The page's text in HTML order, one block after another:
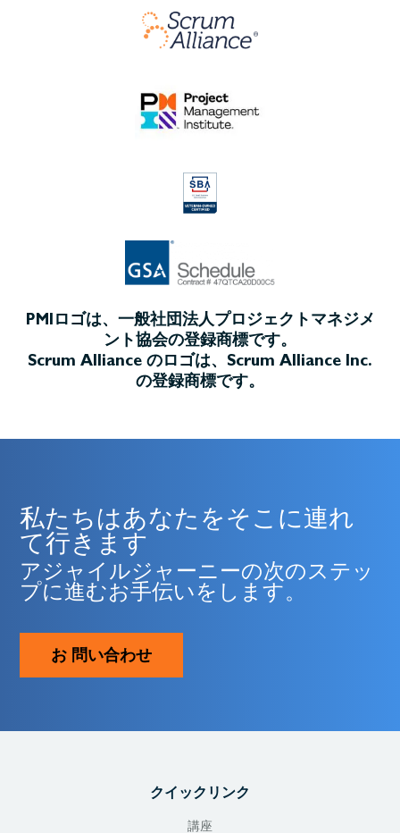
PMIロゴは、一般社団法人プロジェクトマネジメ
ント協会の登録商標です。
Scrum Alliance のロゴは、Scrum Alliance Inc.
の登録商標です。
私たちはあなたをそこに連れ
て行きます
アジャイルジャーニーの次のステッ
プに進むお手伝いをします。
お 問い合わせ
クイックリンク
講座